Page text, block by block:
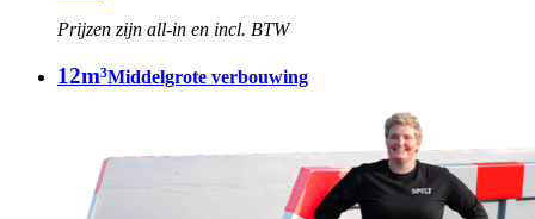
Prijzen zijn all-in en incl. BTW
12m³Middelgrote verbouwing